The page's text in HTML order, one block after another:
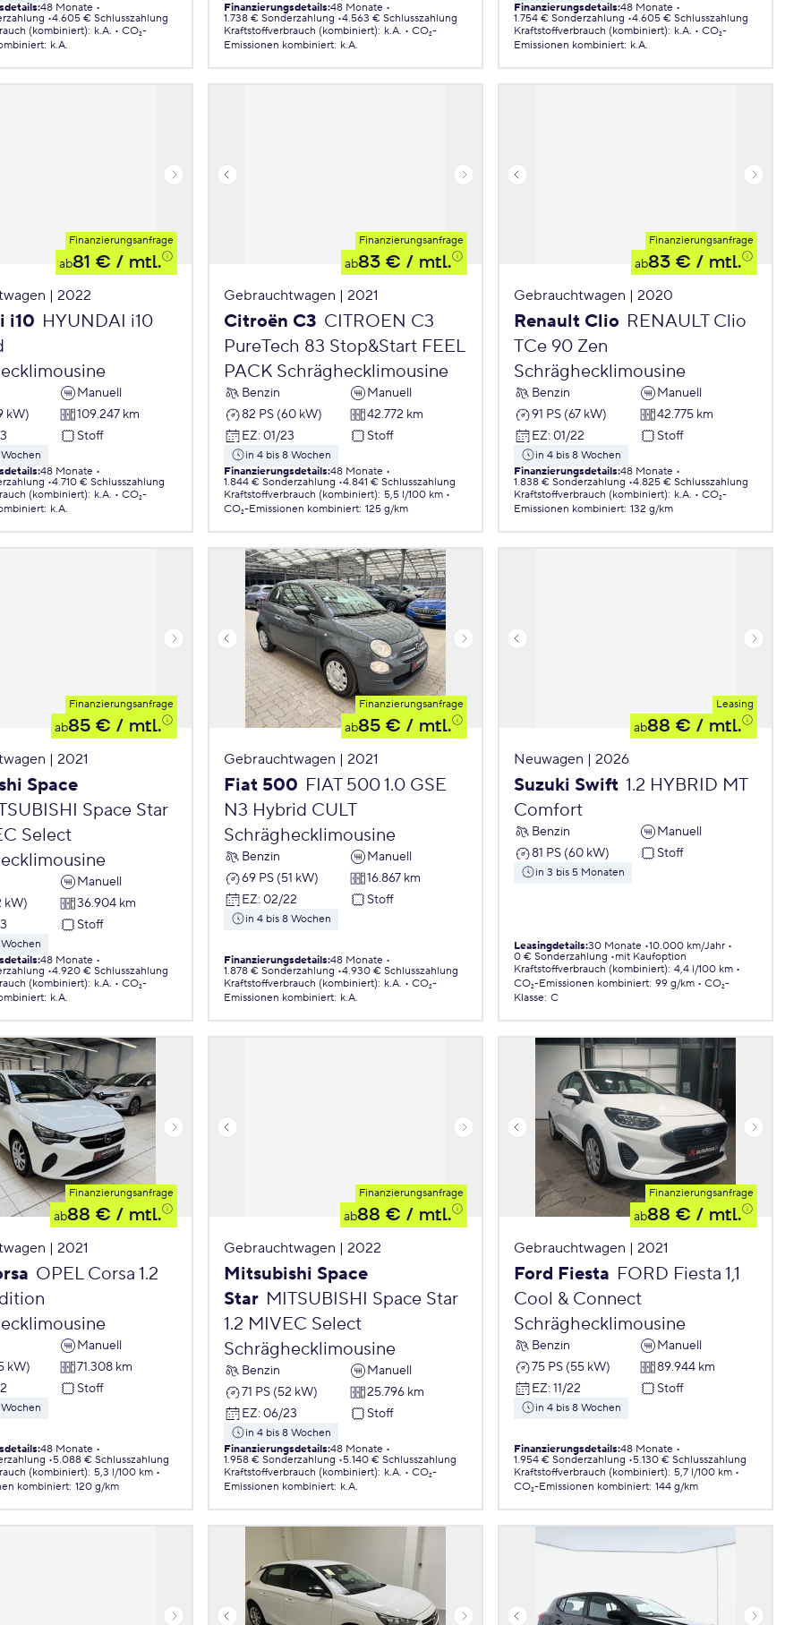
:48 Monate
4.605 € Schlusszahlung
(kombiniert): k.A.
CO₂-
: k.A.
Finanzierungsdetails:48 Monate
1.738 € Sonderzahlung 4.563 € Schlusszahlung
Kraftstoffverbrauch (kombiniert): k.A.
CO₂-
Emissionen kombiniert: k.A.
Finanzierungsdetails:48 Monate
1.754 € Sonderzahlung 4.605 € Schlusszahlung
Kraftstoffverbrauch (kombiniert): k.A.
CO₂-
Emissionen kombiniert: k.A.
Finanzierungsanfrage
ab81 € / mtl.
| 2022
i10 HYUNDAI i10
Manuell
kW)
109.247 km
Stoff
:48 Monate
4.710 € Schlusszahlung
(kombiniert): k.A.
CO₂-
: k.A.
Finanzierungsanfrage
ab83 € / mtl.
Gebrauchtwagen | 2021
Citroën C3 CITROEN C3
PureTech 83 Stop&Start FEEL
PACK Schräghecklimousine
Benzin
Manuell
82 PS (60 kW)
42.772 km
EZ: 01/23 Stoff
in 4 bis 8 Wochen
Finanzierungsdetails:48 Monate
1.844 € Sonderzahlung 4.841 € Schlusszahlung
Kraftstoffverbrauch (kombiniert): 5,5 l/100 km
CO₂-Emissionen kombiniert: 125 g/km
Finanzierungsanfrage
ab83 € / mtl.
Gebrauchtwagen | 2020
Renault Clio RENAULT Clio
TCe 90 Zen
Schräghecklimousine
Benzin
Manuell
91 PS (67 kW)
42.775 km
EZ: 01/22 Stoff
in 4 bis 8 Wochen
Finanzierungsdetails:48 Monate
1.838 € Sonderzahlung 4.825 € Schlusszahlung
Kraftstoffverbrauch (kombiniert): k.A.
CO₂-
Emissionen kombiniert: 132 g/km
Finanzierungsanfrage
ab85 € / mtl.
| 2021
Space
Space Star
Select
Manuell
kW)
36.904 km
Stoff
:48 Monate
4.920 € Schlusszahlung
(kombiniert): k.A.
CO₂-
: k.A.
Finanzierungsanfrage
ab85 € / mtl.
Gebrauchtwagen | 2021
Fiat 500 FIAT 500 1.0 GSE
N3 Hybrid CULT
Schräghecklimousine
Benzin
Manuell
69 PS (51 kW)
16.867 km
EZ: 02/22 Stoff
in 4 bis 8 Wochen
Finanzierungsdetails:48 Monate
1.878 € Sonderzahlung 4.930 € Schlusszahlung
Kraftstoffverbrauch (kombiniert): k.A.
CO₂-
Emissionen kombiniert: k.A.
Leasing
ab88 € / mtl.
Neuwagen | 2026
Suzuki Swift 1.2 HYBRID MT
Comfort
Benzin
Manuell
81 PS (60 kW)
Stoff
in 3 bis 5 Monaten
Leasingdetails:30 Monate 10.000 km/Jahr
0 € Sonderzahlung
mit Kaufoption
Kraftstoffverbrauch (kombiniert): 4,4 l/100 km
CO₂-Emissionen kombiniert: 99 g/km
CO₂-
Klasse: C
Finanzierungsanfrage
ab88 € / mtl.
| 2021
OPEL Corsa 1.2
Manuell
kW)
71.308 km
Stoff
:48 Monate
5.088 € Schlusszahlung
(kombiniert): 5,3 l/100 km
kombiniert: 120 g/km
Finanzierungsanfrage
ab88 € / mtl.
Gebrauchtwagen | 2022
Mitsubishi Space
Star MITSUBISHI Space Star
1.2 MIVEC Select
Schräghecklimousine
Benzin
Manuell
71 PS (52 kW)
25.796 km
EZ: 06/23 Stoff
in 4 bis 8 Wochen
Finanzierungsdetails:48 Monate
1.958 € Sonderzahlung 5.140 € Schlusszahlung
Kraftstoffverbrauch (kombiniert): k.A.
CO₂-
Emissionen kombiniert: k.A.
Finanzierungsanfrage
ab88 € / mtl.
Gebrauchtwagen | 2021
Ford Fiesta FORD Fiesta 1,1
Cool & Connect
Schräghecklimousine
Benzin
Manuell
75 PS (55 kW)
89.944 km
EZ: 11/22 Stoff
in 4 bis 8 Wochen
Finanzierungsdetails:48 Monate
1.954 € Sonderzahlung 5.130 € Schlusszahlung
Kraftstoffverbrauch (kombiniert): 5,7 l/100 km
CO₂-Emissionen kombiniert: 144 g/km